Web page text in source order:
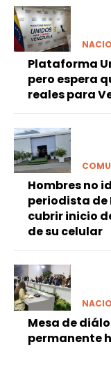
Plataforma
pero espera
reales para
Hombres no
periodista de
cubrir inicio
de su celular
Mesa de
permanente